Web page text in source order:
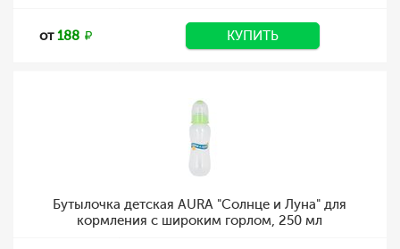
от188 КУПИТЬ
Бутылочка детская AURA "Солнце и Луна" для
кормления с широким горлом, 250 мл